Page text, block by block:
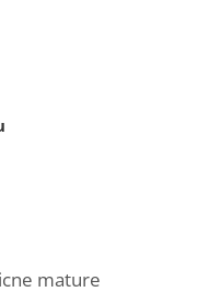
mature